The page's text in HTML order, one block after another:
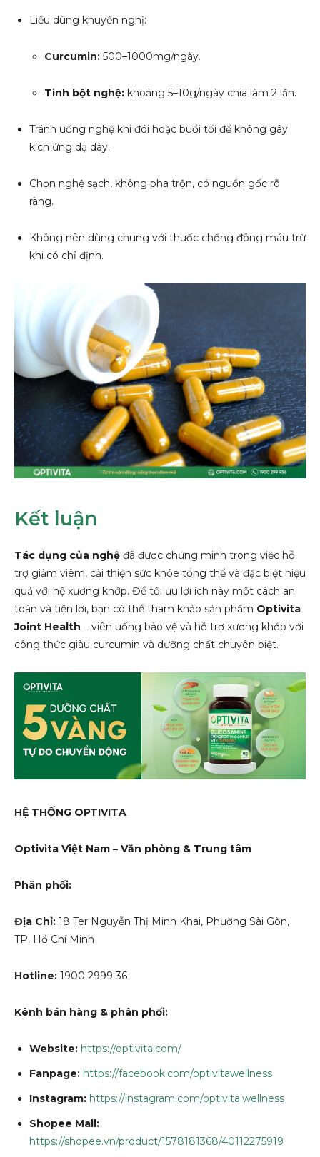
Liều dùng khuyến nghị:
Curcumin: 500–1000mg/ngày.
Tinh bột nghệ: khoảng 5–10g/ngày chia làm 2 lần.
Tránh uống nghệ khi đói hoặc buổi tối để không gây
kích ứng dạ dày.
Chọn nghệ sạch, không pha trộn, có nguồn gốc rõ
ràng.
Không nên dùng chung với thuốc chống đông máu trừ
khi có chỉ định.
Kết luận
Tác dụng của nghệ đã được chứng minh trong việc hỗ
trợ giảm viêm, cải thiện sức khỏe tổng thể và đặc biệt hiệu
quả với hệ xương khớp. Để tối ưu lợi ích này một cách an
toàn và tiện lợi, bạn có thể tham khảo sản phẩm Optivita
Joint Health – viên uống bảo vệ và hỗ trợ xương khớp với
công thức giàu curcumin và dưỡng chất chuyên biệt.
HỆ THỐNG OPTIVITA
Optivita Việt Nam – Văn phòng & Trung tâm
Phân phối:
Địa Chỉ: 18 Ter Nguyễn Thị Minh Khai, Phường Sài Gòn,
TP. Hồ Chí Minh
Hotline: 1900 2999 36
Kênh bán hàng & phân phối:
Website: https://optivita.com/
Fanpage: https://facebook.com/optivitawellness
Instagram: https://instagram.com/optivita.wellness
Shopee Mall:
https://shopee.vn/product/1578181368/40112275919